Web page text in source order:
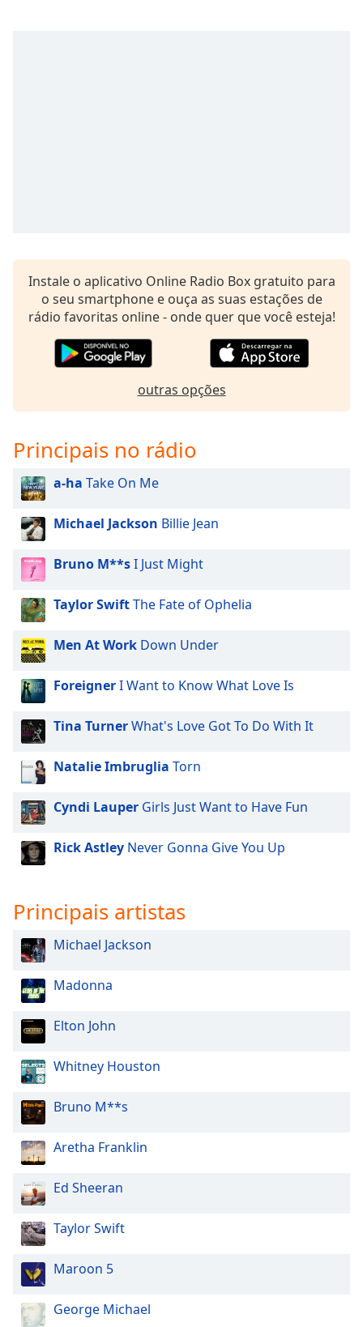
Instale o aplicativo Online Radio Box gratuito para
o seu smartphone e ouça as suas estações de
rádio favoritas online - onde quer que você esteja!
outras opções
Principais no rádio
a-ha Take On Me
Michael Jackson Billie Jean
Bruno M**sI Just Might
Taylor SwiftThe Fate of Ophelia
Men At Work Down Under
ForeignerI Want to Know What Love Is
Tina TurnerWhat's Love Got To Do With It
Natalie Imbruglia Torn
Cyndi Lauper Girls Just Want to Have Fun
Rick Astley Never Gonna Give You Up
Principais artistas
Michael Jackson
Madonna
Elton John
Whitney Houston
Bruno M**s
Aretha Franklin
Ed Sheeran
Taylor Swift
Maroon 5
George Michael